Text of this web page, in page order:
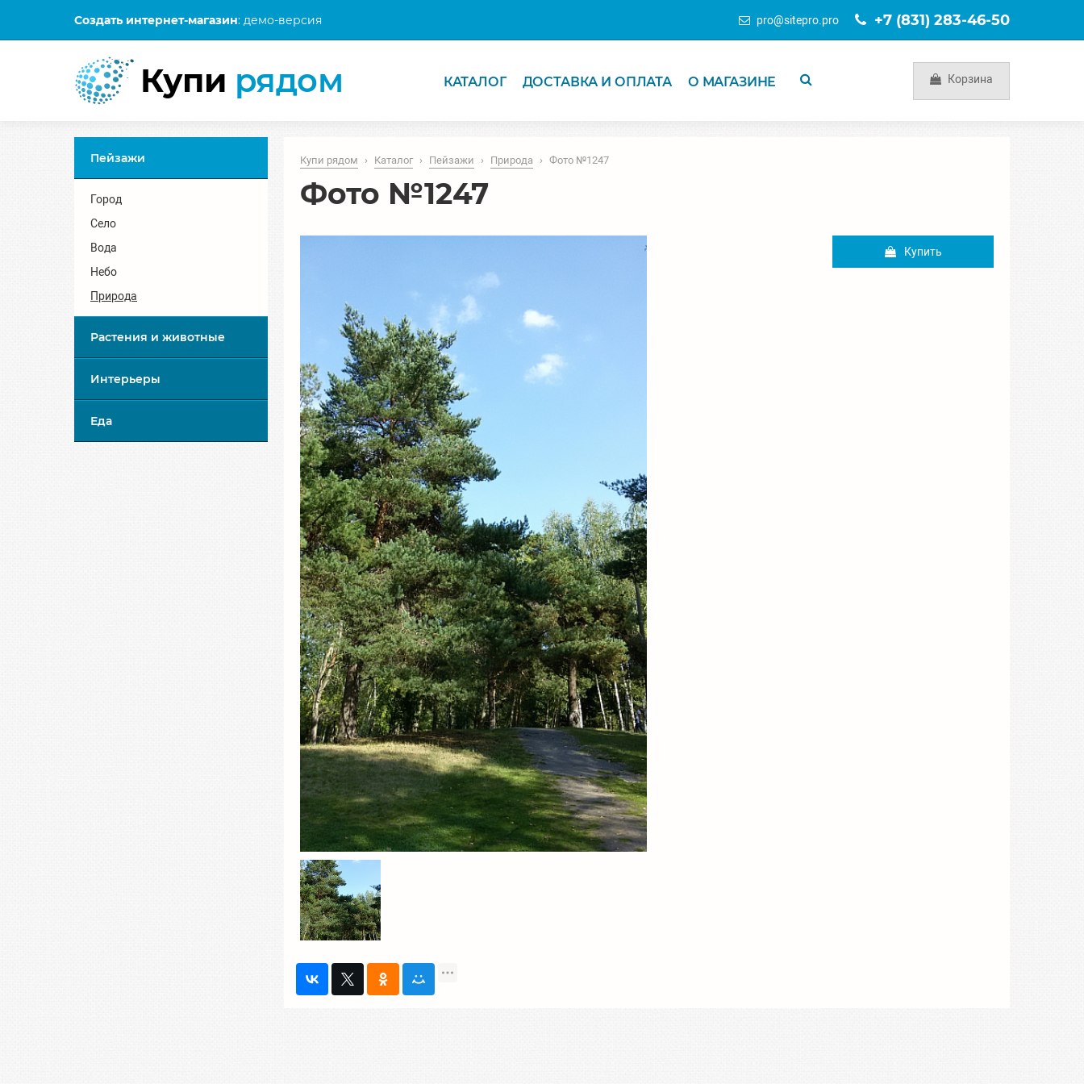
Создать интернет-магазин: демо-версия pro@sitepro.pro +7 (831) 283-46-50
Купи рядом КАТАЛОГ ДОСТАВКА И ОПЛАТА О МАГАЗИНЕ Корзина
Купи рядом › Каталог › Пейзажи › Природа › Фото №1247
Фото №1247
Купить
Пейзажи
Город
Село
Вода
Небо
Природа
Растения и животные
Интерьеры
Еда